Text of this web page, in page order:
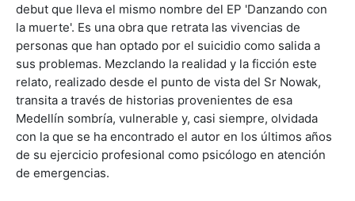
debut que lleva el mismo nombre del EP 'Danzando con
la muerte'. Es una obra que retrata las vivencias de
personas que han optado por el suicidio como salida a
sus problemas. Mezclando la realidad y la ficción este
relato, realizado desde el punto de vista del Sr Nowak,
transita a través de historias provenientes de esa
Medellín sombría, vulnerable y, casi siempre, olvidada
con la que se ha encontrado el autor en los últimos años
de su ejercicio profesional como psicólogo en atención
de emergencias.